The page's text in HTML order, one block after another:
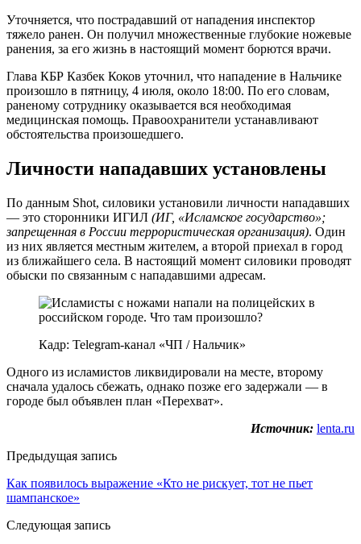
Уточняется, что пострадавший от нападения инспектор
тяжело ранен. Он получил множественные глубокие ножевые
ранения, за его жизнь в настоящий момент борются врачи.
Глава КБР Казбек Коков уточнил, что нападение в Нальчике
произошло в пятницу, 4 июля, около 18:00. По его словам,
раненому сотруднику оказывается вся необходимая
медицинская помощь. Правоохранители устанавливают
обстоятельства произошедшего.
Личности нападавших установлены
По данным Shot, силовики установили личности нападавших
— это сторонники ИГИЛ (ИГ, «Исламское государство»;
запрещенная в России террористическая организация). Один
из них является местным жителем, а второй приехал в город
из ближайшего села. В настоящий момент силовики проводят
обыски по связанным с нападавшими адресам.
Кадр: Telegram-канал «ЧП / Нальчик»
Одного из исламистов ликвидировали на месте, второму
сначала удалось сбежать, однако позже его задержали — в
городе был объявлен план «Перехват».
Источник: lenta.ru
Предыдущая запись
Как появилось выражение «Кто не рискует, тот не пьет
шампанское»
Следующая запись